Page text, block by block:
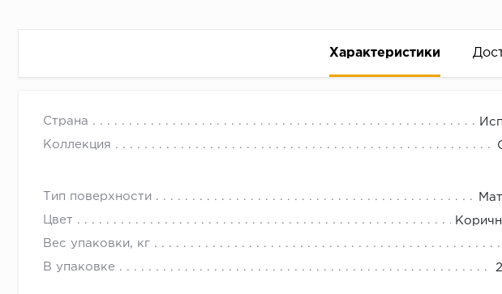
Характеристики
Страна
Коллекция
Тип поверхности
Цвет
Вес упаковки, кг
В упаковке